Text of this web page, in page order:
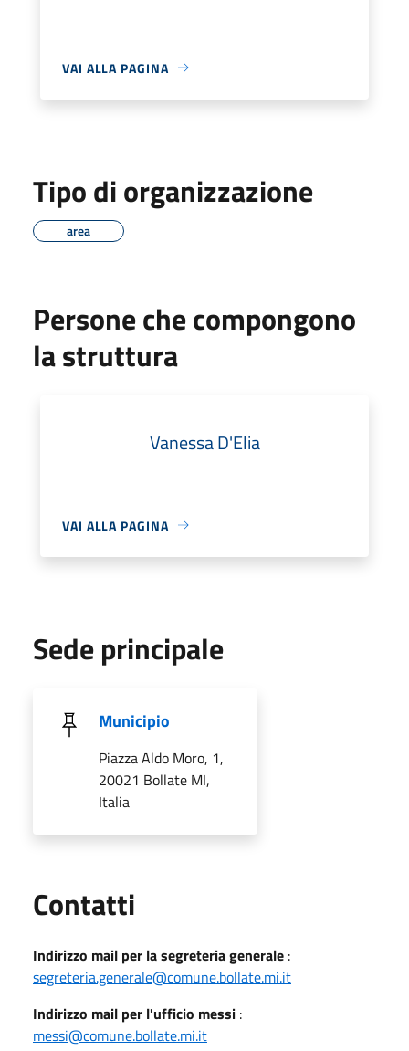
VAI ALLA PAGINA
Tipo di organizzazione
area
Persone che compongono
la struttura
Vanessa D'Elia
VAI ALLA PAGINA
Sede principale
Municipio
Piazza Aldo Moro, 1,
20021 Bollate MI,
Italia
Contatti
Indirizzo mail per la segreteria generale :
segreteria.generale@comune.bollate.mi.it
Indirizzo mail per l'ufficio messi :
messi@comune.bollate.mi.it